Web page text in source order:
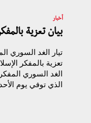
أخبار
بيان تعزية
تعزية بالمفكر
الغد السوري
الذي توفي يوم الأحد